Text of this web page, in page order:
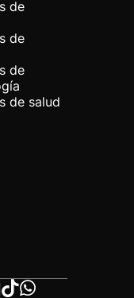
de
de
de
de salud